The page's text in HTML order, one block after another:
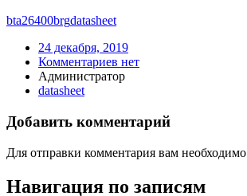
bta26400brgdatasheet
24 декабря, 2019
Комментариев нет
Администратор
datasheet
Добавить комментарий
Для отправки комментария вам необходимо
Навигация по записям